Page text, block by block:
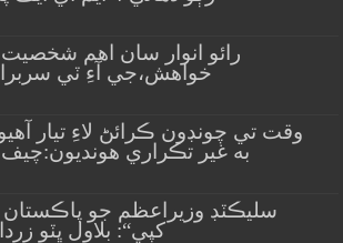
رائو انوار سان اهم
خواهش،جي آءِ ٽي
وقت تي چونڊون ڪرائڻ لاءِ تيار
به غير تڪراري
کپي“: بلاول ڀٽو